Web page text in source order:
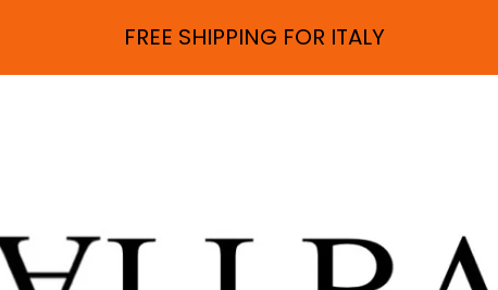
FREE SHIPPING FOR ITALY